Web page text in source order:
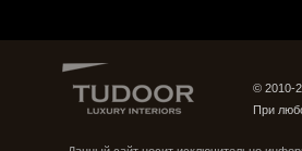
© 2010-
При